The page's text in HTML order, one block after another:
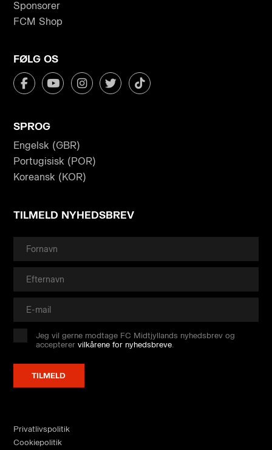
Sponsorer
FCM Shop
FØLG OS
SPROG
Engelsk (GBR)
Portugisisk (POR)
Koreansk (KOR)
TILMELD NYHEDSBREV
Jeg vil gerne modtage FC Midtjyllands nyhedsbrev og
accepterervilkårene for nyhedsbreve
Privatlivspolitik
Cookiepolitik